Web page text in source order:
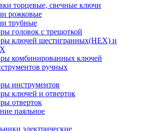
торцевые, свечные ключи
рожковые
трубные
головок c трещоткой
ключей шестигранных(HEX) и
комбинированных ключей
ручных
инструментов
ключей и отверток
отверток
паяльное
электрические